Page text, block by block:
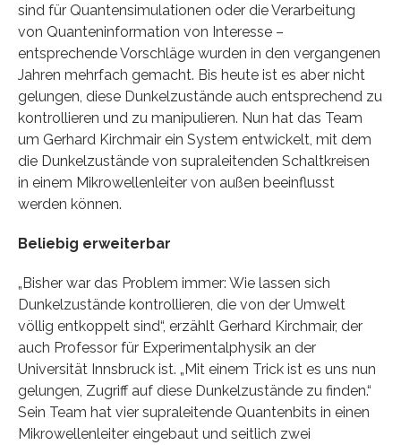
sind für Quantensimulationen oder die Verarbeitung
von Quanteninformation von Interesse –
entsprechende Vorschläge wurden in den vergangenen
Jahren mehrfach gemacht. Bis heute ist es aber nicht
gelungen, diese Dunkelzustände auch entsprechend zu
kontrollieren und zu manipulieren. Nun hat das Team
um Gerhard Kirchmair ein System entwickelt, mit dem
die Dunkelzustände von supraleitenden Schaltkreisen
in einem Mikrowellenleiter von außen beeinflusst
werden können.
Beliebig erweiterbar
„Bisher war das Problem immer: Wie lassen sich
Dunkelzustände kontrollieren, die von der Umwelt
völlig entkoppelt sind“, erzählt Gerhard Kirchmair, der
auch Professor für Experimentalphysik an der
Universität Innsbruck ist. „Mit einem Trick ist es uns nun
gelungen, Zugriff auf diese Dunkelzustände zu finden.“
Sein Team hat vier supraleitende Quantenbits in einen
Mikrowellenleiter eingebaut und seitlich zwei